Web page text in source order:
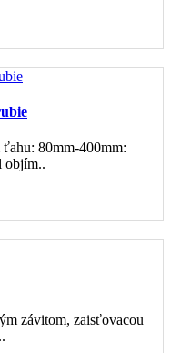
80mm-400mm:
objím..
závitom, zaisťovacou